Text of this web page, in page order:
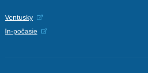
Ventusky
In-počasie